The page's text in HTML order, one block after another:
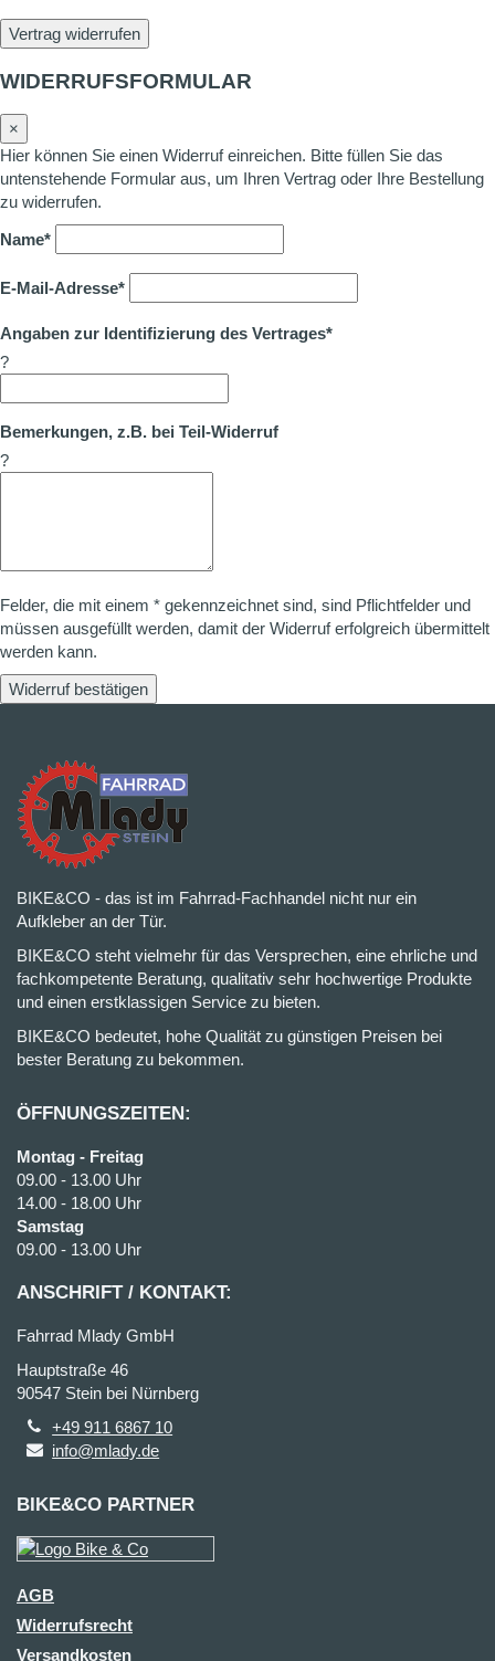
Vertrag widerrufen
WIDERRUFSFORMULAR
×
Hier können Sie einen Widerruf einreichen. Bitte füllen Sie das
untenstehende Formular aus, um Ihren Vertrag oder Ihre Bestellung
zu widerrufen.
Name*
E-Mail-Adresse*
Angaben zur Identifizierung des Vertrages*
?
Bemerkungen, z.B. bei Teil-Widerruf
?
Felder, die mit einem * gekennzeichnet sind, sind Pflichtfelder und
müssen ausgefüllt werden, damit der Widerruf erfolgreich übermittelt
werden kann.
Widerruf bestätigen
BIKE&CO - das ist im Fahrrad-Fachhandel nicht nur ein
Aufkleber an der Tür.
BIKE&CO steht vielmehr für das Versprechen, eine ehrliche und
fachkompetente Beratung, qualitativ sehr hochwertige Produkte
und einen erstklassigen Service zu bieten.
BIKE&CO bedeutet, hohe Qualität zu günstigen Preisen bei
bester Beratung zu bekommen.
ÖFFNUNGSZEITEN:
Montag - Freitag
09.00 - 13.00 Uhr
14.00 - 18.00 Uhr
Samstag
09.00 - 13.00 Uhr
ANSCHRIFT / KONTAKT:
Fahrrad Mlady GmbH
Hauptstraße 46
90547 Stein bei Nürnberg
+49 911 6867 10
info@mlady.de
BIKE&CO PARTNER
AGB
Widerrufsrecht
Versandkosten